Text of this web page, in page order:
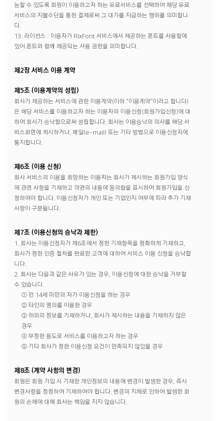
능할 수 있도록 회원이 이용하고자 하는 유료서비스를 선택하여 해당 유료
서비스의 지불수단을 통한 결제로써 그 대가를 지급하는 행위를 의미합니
다.
13. 라이선스 : 이용자가 RixFont 서비스에서 제공하는 폰트를 사용함에
있어 폰트와 함께 제공되는 사용 권한을 의미합니다.
제2장 서비스 이용 계약
제5조 (이용계약의 성립)
회사가 제공하는 서비스에 관한 이용계약(이하 "이용계약"이라고 합니다)
은 해당 서비스를 이용하고자 하는 이용자의 이용신청(회원가입신청)에 대
하여 회사가 승낙함으로써 성립합니다. 회사는 이용승낙의 의사를 해당 서
비스화면에 게시하거나, 메일(e-mail) 또는 기타 방법으로 이용신청자에
통지합니다.
제6조 (이용 신청)
회사 서비스의 이용을 희망하는 이용자는 회사가 제시하는 회원가입 양식
에 관련 사항을 기재하고 약관의 내용에 동의함을 표시하여 회원가입을 신
청하여야 합니다. 이용신청자가 개인 또는 기업인지 여부에 따라 추가 기재
사항이 구분됩니다.
제7조 (이용신청의 승낙과 제한)
1. 회사는 이용신청자가 제6조에서 정한 기재항목을 정확하게 기재하고,
회사가 정한 인증 절차를 완료한 고객에 대하여 서비스 이용 신청을 승낙합
니다.
2. 회사는 다음과 같은 사유가 있는 경우, 이용신청에 대한 승낙을 거부할
수 있습니다.
① 만 14세 미만의 자가 이용신청을 하는 경우
② 타인의 명의를 이용한 경우
③ 허위의 정보를 기재하거나, 회사가 제시하는 내용을 기재하지 않은
경우
④ 부정한 용도로 서비스를 이용하고자 하는 경우
⑤ 기타 회사가 정한 이용신청 요건이 만족되지 않았을 경우
제8조 (계약 사항의 변경)
회원은 회원 가입 시 기재한 개인정보의 내용에 변경이 발생한 경우, 즉시
변경사항을 정정하여 기재하여야 합니다. 변경의 지체로 인하여 발생한 회
원의 손해에 대해 회사는 책임을 지지 않습니다.